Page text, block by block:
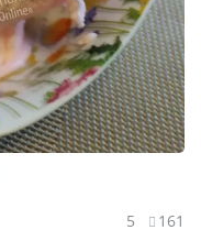
5 161